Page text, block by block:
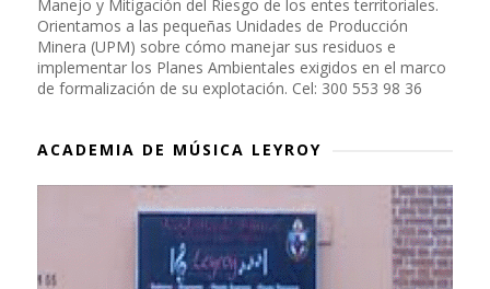
Manejo y Mitigación del Riesgo de los entes territoriales.
Orientamos a las pequeñas Unidades de Producción
Minera (UPM) sobre cómo manejar sus residuos e
implementar los Planes Ambientales exigidos en el marco
de formalización de su explotación. Cel: 300 553 98 36
ACADEMIA DE MÚSICA LEYROY